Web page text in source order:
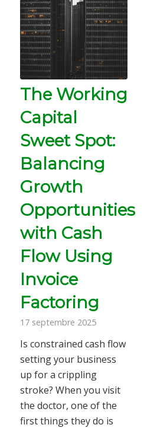
The Working
Capital
Sweet Spot:
Balancing
Growth
Opportunities
with Cash
Flow Using
Invoice
Factoring
17 septembre 2025
Is constrained cash flow
setting your business
up for a crippling
stroke? When you visit
the doctor, one of the
first things they do is